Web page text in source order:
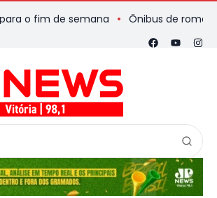
de semana Ônibus de romeiros que